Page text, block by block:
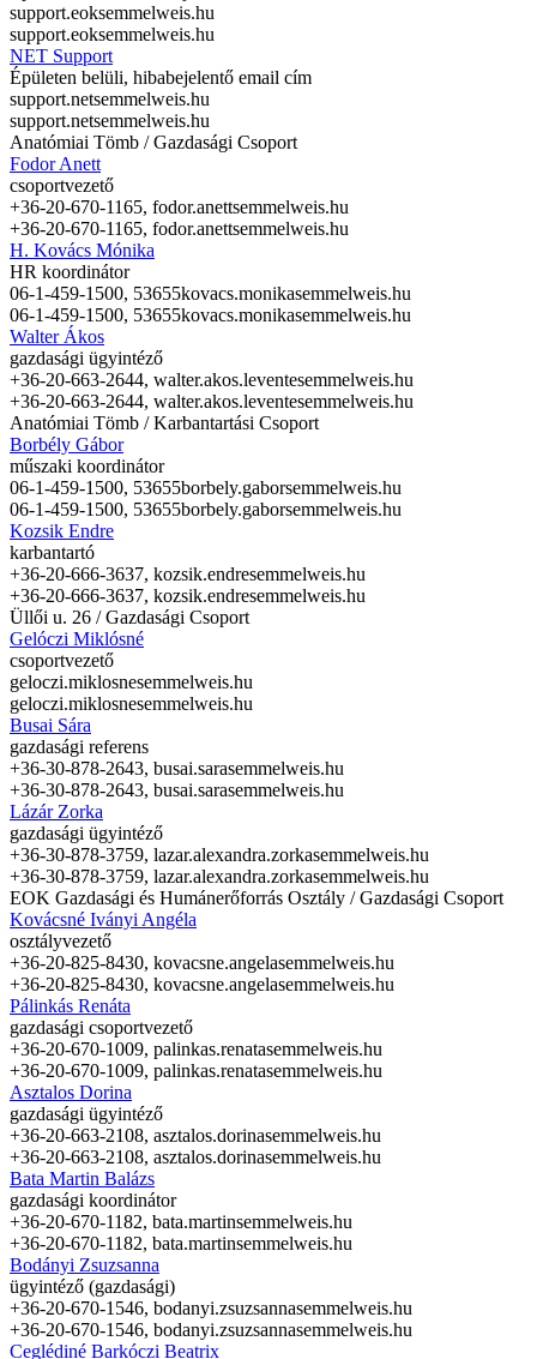
support.eoksemmelweis.hu
support.eoksemmelweis.hu
NET Support
Épületen belüli, hibabejelentő email cím
support.netsemmelweis.hu
support.netsemmelweis.hu
Anatómiai Tömb / Gazdasági Csoport
Fodor Anett
csoportvezető
+36-20-670-1165, fodor.anettsemmelweis.hu
+36-20-670-1165, fodor.anettsemmelweis.hu
H. Kovács Mónika
HR koordinátor
06-1-459-1500, 53655kovacs.monikasemmelweis.hu
06-1-459-1500, 53655kovacs.monikasemmelweis.hu
Walter Ákos
gazdasági ügyintéző
+36-20-663-2644, walter.akos.leventesemmelweis.hu
+36-20-663-2644, walter.akos.leventesemmelweis.hu
Anatómiai Tömb / Karbantartási Csoport
Borbély Gábor
műszaki koordinátor
06-1-459-1500, 53655borbely.gaborsemmelweis.hu
06-1-459-1500, 53655borbely.gaborsemmelweis.hu
Kozsik Endre
karbantartó
+36-20-666-3637, kozsik.endresemmelweis.hu
+36-20-666-3637, kozsik.endresemmelweis.hu
Üllői u. 26 / Gazdasági Csoport
Gelóczi Miklósné
csoportvezető
geloczi.miklosnesemmelweis.hu
geloczi.miklosnesemmelweis.hu
Busai Sára
gazdasági referens
+36-30-878-2643, busai.sarasemmelweis.hu
+36-30-878-2643, busai.sarasemmelweis.hu
Lázár Zorka
gazdasági ügyintéző
+36-30-878-3759, lazar.alexandra.zorkasemmelweis.hu
+36-30-878-3759, lazar.alexandra.zorkasemmelweis.hu
EOK Gazdasági és Humánerőforrás Osztály / Gazdasági Csoport
Kovácsné Iványi Angéla
osztályvezető
+36-20-825-8430, kovacsne.angelasemmelweis.hu
+36-20-825-8430, kovacsne.angelasemmelweis.hu
Pálinkás Renáta
gazdasági csoportvezető
+36-20-670-1009, palinkas.renatasemmelweis.hu
+36-20-670-1009, palinkas.renatasemmelweis.hu
Asztalos Dorina
gazdasági ügyintéző
+36-20-663-2108, asztalos.dorinasemmelweis.hu
+36-20-663-2108, asztalos.dorinasemmelweis.hu
Bata Martin Balázs
gazdasági koordinátor
+36-20-670-1182, bata.martinsemmelweis.hu
+36-20-670-1182, bata.martinsemmelweis.hu
Bodányi Zsuzsanna
ügyintéző (gazdasági)
+36-20-670-1546, bodanyi.zsuzsannasemmelweis.hu
+36-20-670-1546, bodanyi.zsuzsannasemmelweis.hu
Ceglédiné Barkóczi Beatrix